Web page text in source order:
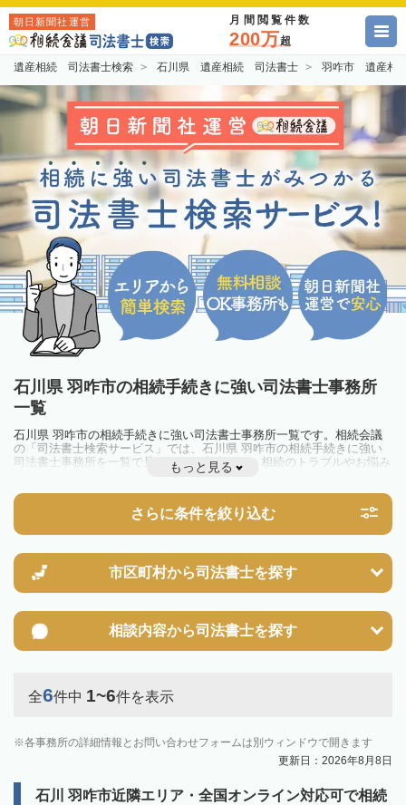
朝日新聞社運営 月間閲覧件数
200万超
遺産相続 司法書士検索 石川県 遺産相続 司法書士 羽咋市 遺産相
石川県 羽咋市の相続手続きに強い司法書士事務所
一覧
石川県 羽咋市の相続手続きに強い司法書士事務所一覧です。相続会議
の「司法書士検索サービス」では、石川県 羽咋市の相続手続きに強い
司法書士事務所を一覧で見ることが出来ます。相続のトラブルやお悩み
を抱えている方は一度近隣の司法書士に相談してみましょう。
もっと見る
さらに条件を絞り込む
市区町村から司法書士を探す
相談内容から司法書士を探す
全6件中 1~6件を表示
各事務所の詳細情報とお問い合わせフォームは別ウィンドウで開きます
更新日：2026年8月8日
石川 羽咋市近隣エリア・全国オンライン対応可で相続